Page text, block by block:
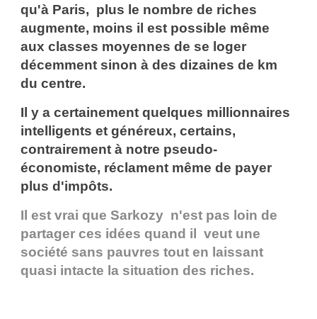
qu'à Paris, plus le nombre de riches
augmente, moins il est possible même
aux classes moyennes de se loger
décemment sinon à des dizaines de km
du centre.
Il y a certainement quelques millionnaires
intelligents et généreux, certains,
contrairement à notre pseudo-
économiste, réclament même de payer
plus d'impôts.
Il est vrai que Sarkozy n'est pas loin de
partager ces idées quand il veut une
société sans pauvres tout en laissant
quasi intacte la situation des riches.